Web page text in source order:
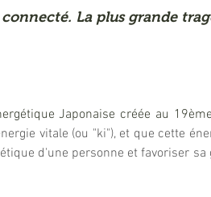
connecté. La plus grande
Japonaise créée au
vitale (ou "ki"), et que cette
d'une personne et favoriser